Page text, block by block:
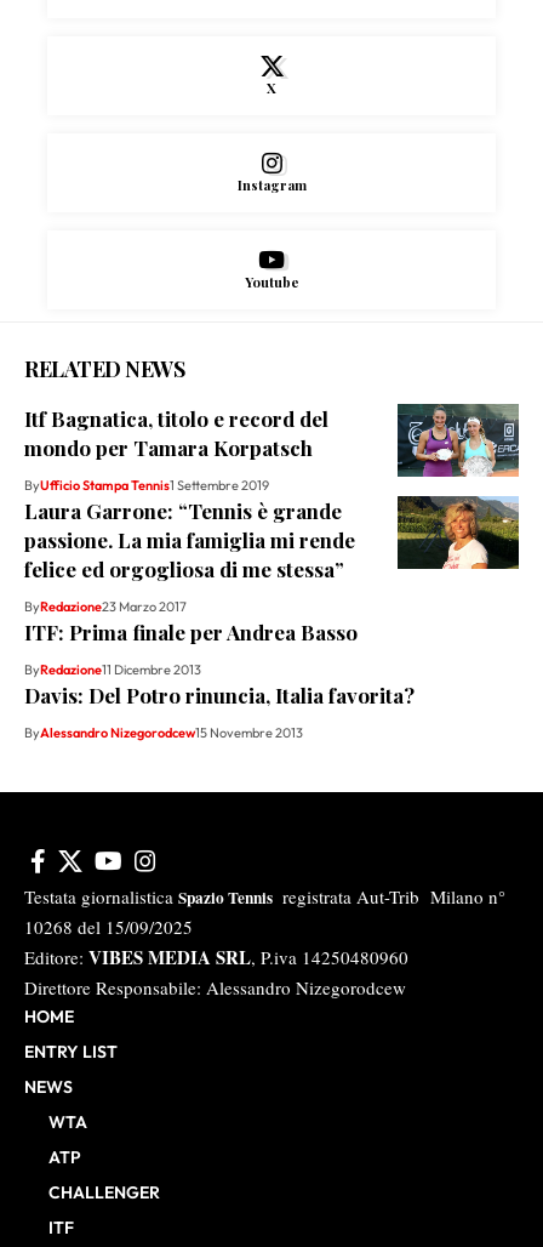
X
Instagram
Youtube
RELATED NEWS
Itf Bagnatica, titolo e record del
mondo per Tamara Korpatsch
ByUfficio Stampa Tennis1 Settembre 2019
Laura Garrone: “Tennis è grande
passione. La mia famiglia mi rende
felice ed orgogliosa di me stessa”
ByRedazione23 Marzo 2017
ITF: Prima finale per Andrea Basso
ByRedazione11 Dicembre 2013
Davis: Del Potro rinuncia, Italia favorita?
ByAlessandro Nizegorodcew15 Novembre 2013
Testata giornalistica Spazio Tennis registrata Aut-Trib Milano n°
10268 del 15/09/2025
Editore: VIBES MEDIA SRL, P.iva 14250480960
Direttore Responsabile: Alessandro Nizegorodcew
HOME
ENTRY LIST
NEWS
WTA
ATP
CHALLENGER
ITF